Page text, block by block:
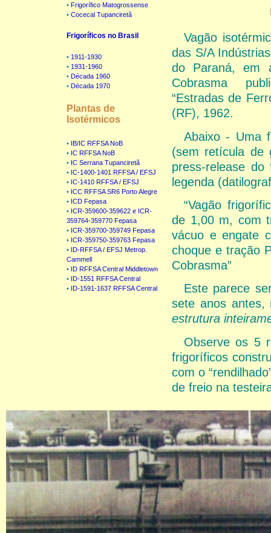
• Frigorífico Matogrossense
• Cocecal Tupanciretã
Frigoríficos no Brasil
• 1911-1930
• 1931-1960
• Década 1960
• Década 1970
Plantas de
Isotérmicos
• IB/IC RFFSA NoB
• IC RFFSA NoB
• IC Serrana Tupanciretã
• IC-1400-1401 RFFSA / EFSJ
• IC-1410 RFFSA / EFSJ
• ICC RFFSA SR6 Porto Alegre
• ICD Fepasa
• ICR-359600-359622 e ICR-
359764-359770 Fepasa
• ICR-359700-359749 Fepasa
• ICR-359750-359763 Fepasa
• ID-RFFSA / EFSJ Metrop.
Cammell
• ID RFFSA Central Middletown
• ID-1551 RFFSA Central
• ID-1591-1637 RFFSA Central
Vagão
das S/A
do Paraná, em
Cobrasma
“Estradas de
(RF), 1962.
Abaixo - Uma
(sem retícula de
press-release
legenda
“Vagão
de 1,00 m, com
vácuo e engate
choque e tração
Cobrasma”
Este parece
sete anos antes,
estrutura
Observe os 5
frigoríficos
com o
de freio na